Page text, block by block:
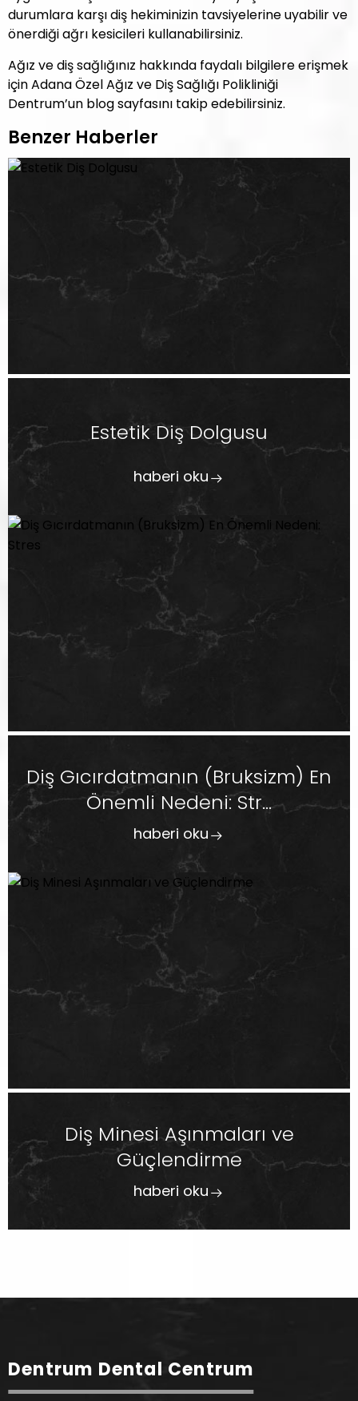
durumlara karşı diş hekiminizin tavsiyelerine uyabilir ve
önerdiği ağrı kesicileri kullanabilirsiniz.
Ağız ve diş sağlığınız hakkında faydalı bilgilere erişmek
için Adana Özel Ağız ve Diş Sağlığı Polikliniği
Dentrum’un blog sayfasını takip edebilirsiniz.
Benzer Haberler
Estetik Diş Dolgusu
haberi oku
Diş Gıcırdatmanın (Bruksizm) En
Önemli Nedeni: Str...
haberi oku
Diş Minesi Aşınmaları ve
Güçlendirme
haberi oku
Dentrum Dental Centrum